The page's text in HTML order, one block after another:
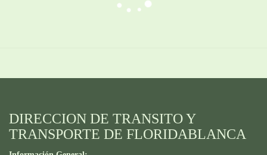
DIRECCION DE TRANSITO Y
TRANSPORTE DE FLORIDABLANCA